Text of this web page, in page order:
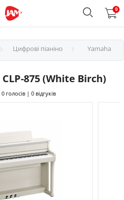
0
Цифрові піаніно Yamaha
875 (White Birch)
0 голосів | 0 відгуків